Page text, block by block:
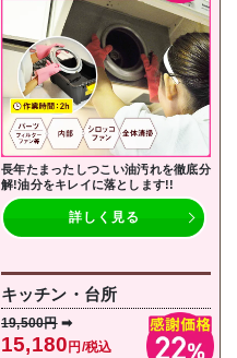
長年たまったしつこい油汚れを徹底分
解!油分をキレイに落とし ます!!
詳しく見る
キッチン・台所
19,500円 ➡
15,180 円/税込